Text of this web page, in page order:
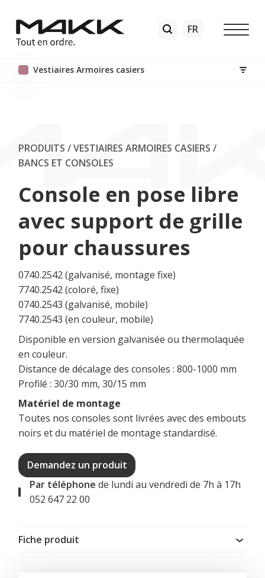
Vestiaires Armoires casiers
PRODUITS / VESTIAIRES ARMOIRES CASIERS /
BANCS ET CONSOLES
Console en pose libre
avec support de grille
pour chaussures
0740.2542 (galvanisé, montage fixe)
7740.2542 (coloré, fixe)
0740.2543 (galvanisé, mobile)
7740.2543 (en couleur, mobile)
Disponible en version galvanisée ou thermolaquée
en couleur.
Distance de décalage des consoles : 800-1000 mm
Profilé : 30/30 mm, 30/15 mm
Matériel de montage
Toutes nos consoles sont livrées avec des embouts
noirs et du matériel de montage standardisé.
Demandez un produit
Par téléphone de lundi au vendredi de 7h à 17h
052 647 22 00
Fiche produit